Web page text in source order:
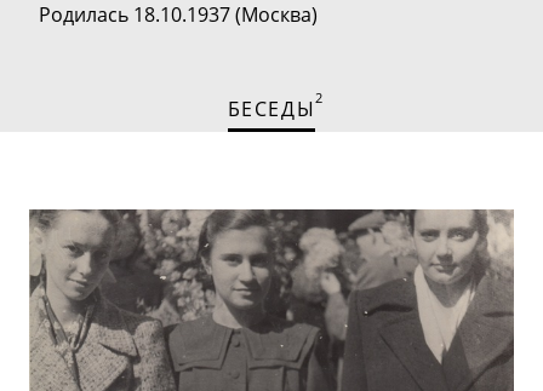
Родилась 18.10.1937 (Москва)
БЕСЕДЫ2